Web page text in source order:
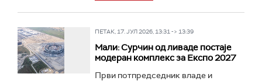
ПЕТАК, 17. ЈУЛ 2026, 13:31 -> 13:39
Мали: Сурчин од ливаде постаје
модеран комплекс за Експо 2027
Први потпредседник владе и